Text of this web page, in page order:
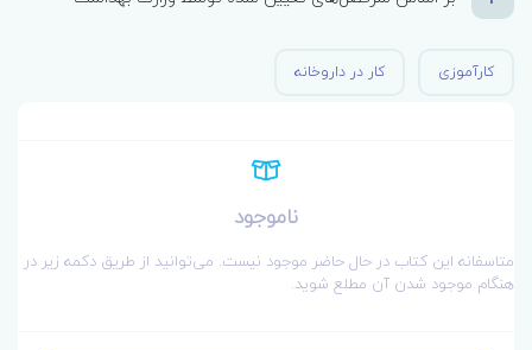
کارآموزی کار در داروخانه
ناموجود
متاسفانه این کتاب در حال حاضر موجود نیست. می‌توانید از طریق دکمه زیر در
هنگام موجود شدن آن مطلع شوید.